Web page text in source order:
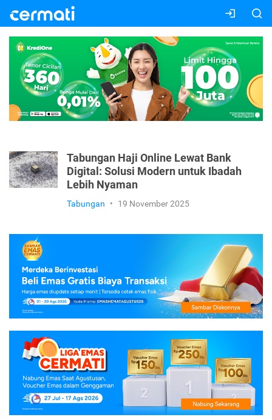
Tabungan Haji Online Lewat Bank
Digital: Solusi Modern untuk Ibadah
Lebih Nyaman
Tabungan • 19 November 2025